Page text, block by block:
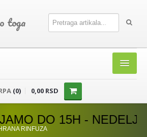
toga
(0) 0,00 RSD
DO 15H - NEDELJOM
RINFUZA